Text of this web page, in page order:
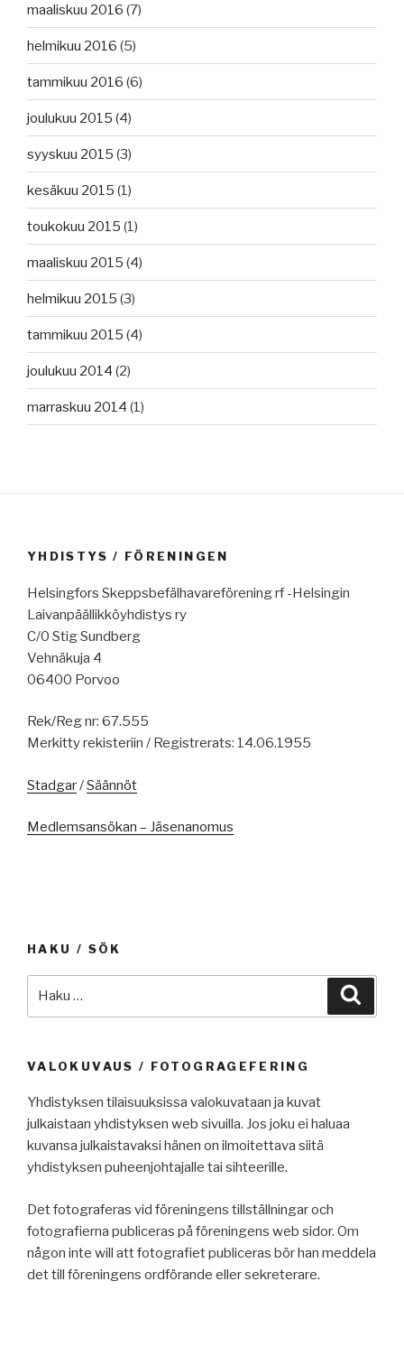
maaliskuu 2016 (7)
helmikuu 2016 (5)
tammikuu 2016 (6)
joulukuu 2015 (4)
syyskuu 2015 (3)
kesäkuu 2015 (1)
toukokuu 2015 (1)
maaliskuu 2015 (4)
helmikuu 2015 (3)
tammikuu 2015 (4)
joulukuu 2014 (2)
marraskuu 2014 (1)
YHDISTYS / FÖRENINGEN
Helsingfors Skeppsbefälhavareförening rf -Helsingin
Laivanpäällikköyhdistys ry
C/0 Stig Sundberg
Vehnäkuja 4
06400 Porvoo
Rek/Reg nr: 67.555
Merkitty rekisteriin / Registrerats: 14.06.1955
Stadgar/Säännöt
Medlemsansökan – Jäsenanomus
HAKU / SÖK
VALOKUVAUS / FOTOGRAGEFERING
Yhdistyksen tilaisuuksissa valokuvataan ja kuvat
julkaistaan yhdistyksen web sivuilla. Jos joku ei haluaa
kuvansa julkaistavaksi hänen on ilmoitettava siitä
yhdistyksen puheenjohtajalle tai sihteerille.
Det fotograferas vid föreningens tillställningar och
fotografierna publiceras på föreningens web sidor. Om
någon inte will att fotografiet publiceras bör han meddela
det till föreningens ordförande eller sekreterare.